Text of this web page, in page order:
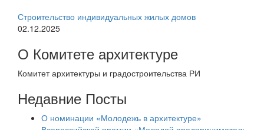
Строительство индивидуальных жилых домов
02.12.2025
О Комитете архитектуре
Комитет архитектуры и градостроительства РИ
Недавние Посты
О номинации «Молодежь в архитектуре»